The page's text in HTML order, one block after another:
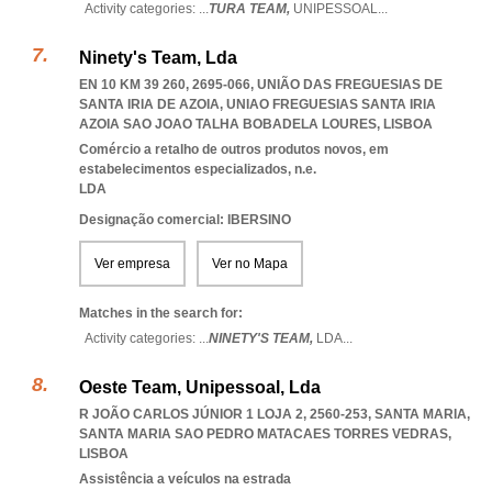
Activity categories: ...TURA TEAM, UNIPESSOAL...
Ninety's Team, Lda
EN 10 KM 39 260, 2695-066, UNIÃO DAS FREGUESIAS DE
SANTA IRIA DE AZOIA, UNIAO FREGUESIAS SANTA IRIA
AZOIA SAO JOAO TALHA BOBADELA LOURES, LISBOA
Comércio a retalho de outros produtos novos, em
estabelecimentos especializados, n.e.
LDA
Designação comercial: IBERSINO
Ver empresa Ver no Mapa
Matches in the search for:
Activity categories: ...NINETY'S TEAM, LDA...
Oeste Team, Unipessoal, Lda
R JOÃO CARLOS JÚNIOR 1 LOJA 2, 2560-253, SANTA MARIA,
SANTA MARIA SAO PEDRO MATACAES TORRES VEDRAS,
LISBOA
Assistência a veículos na estrada